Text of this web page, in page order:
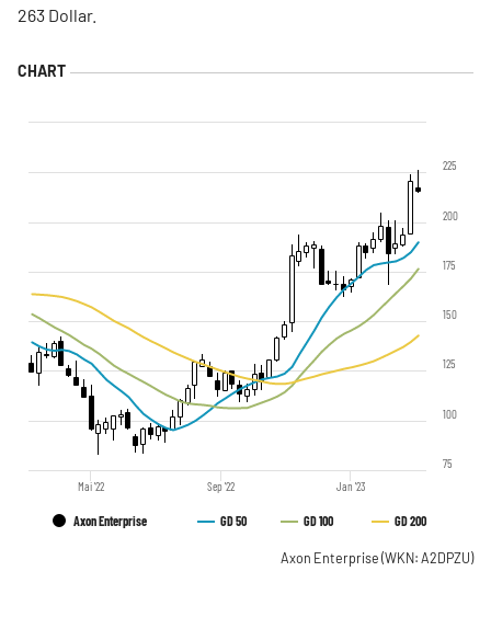
263 Dollar.
Axon Enterprise GD 50 GD 100 GD 200
Jan '23
Mai '22 Sep '22
75
100
125
150
175
200
225
Axon Enterprise (WKN: A2DPZU)